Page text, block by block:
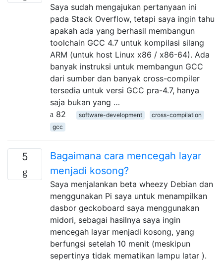
Saya sudah mengajukan pertanyaan ini
pada Stack Overflow, tetapi saya ingin tahu
apakah ada yang berhasil membangun
toolchain GCC 4.7 untuk kompilasi silang
ARM (untuk host Linux x86 / x86-64). Ada
banyak instruksi untuk membangun GCC
dari sumber dan banyak cross-compiler
tersedia untuk versi GCC pra-4.7, hanya
saja bukan yang …
82
software-development
cross-compilation
gcc
5
Bagaimana cara mencegah layar
menjadi kosong?
Saya menjalankan beta wheezy Debian dan
menggunakan Pi saya untuk menampilkan
dasbor geckoboard saya menggunakan
midori, sebagai hasilnya saya ingin
mencegah layar menjadi kosong, yang
berfungsi setelah 10 menit (meskipun
sepertinya tidak mematikan lampu latar ).